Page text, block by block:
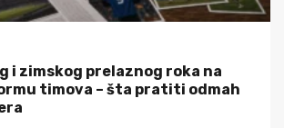
i zimskog prelaznog roka na
timova – šta pratiti odmah